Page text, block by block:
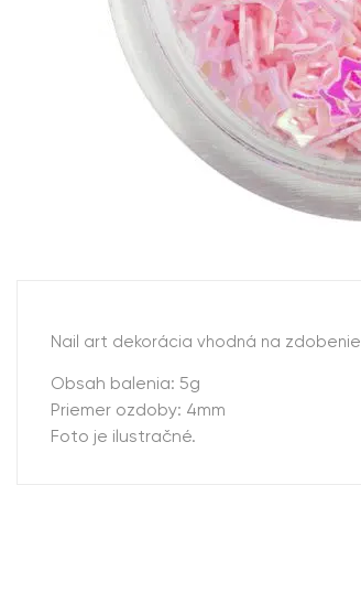
Nail art dekorácia vhodná na
Obsah balenia: 5g
Priemer ozdoby: 4mm
Foto je ilustračné.